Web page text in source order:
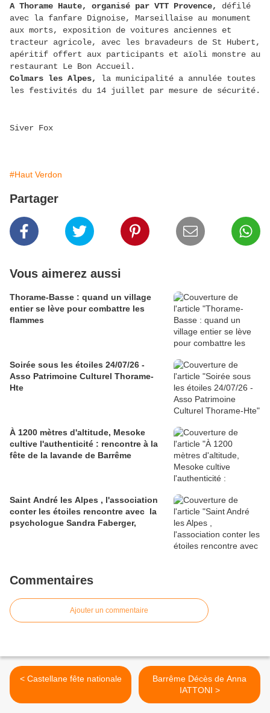
A Thorame Haute, organisé par VTT Provence,
défilé
avec la fanfare Dignoise, Marseillaise au monument
aux morts, exposition de voitures anciennes et
tracteur agricole, avec les bravadeurs de St Hubert,
apéritif offert aux participants et aïoli monstre au
restaurant Le Bon Accueil.
Colmars les Alpes,
la municipalité a annulée toutes
les festivités du 14 juillet par mesure de sécurité.
Siver Fox
#Haut Verdon
Partager
Vous aimerez aussi
Thorame-Basse : quand un village
entier se lève pour combattre les
flammes
Soirée sous les étoiles 24/07/26 -
Asso Patrimoine Culturel Thorame-
Hte
À 1200 mètres d'altitude, Mesoke
cultive l'authenticité : rencontre à la
fête de la lavande de Barrême
Saint André les Alpes , l'association
conter les étoiles rencontre avec la
psychologue Sandra Faberger,
Commentaires
Ajouter un commentaire
< Castellane fête nationale
Barrême Décès de Anna
IATTONI >